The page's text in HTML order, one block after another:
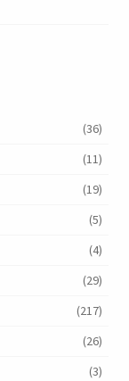
(36)
(11)
(19)
(5)
(4)
(29)
(217)
(26)
(3)